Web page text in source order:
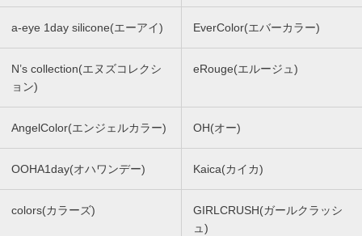
a-eye 1day silicone(エーアイ) EverColor(エバーカラー)
N’s collection(エヌズコレクシ
ョン)
eRouge(エルージュ)
AngelColor(エンジェルカラー) OH(オー)
OOHA1day(オハワンデー) Kaica(カイカ)
colors(カラーズ)
GIRLCRUSH(ガールクラッシ
ュ)